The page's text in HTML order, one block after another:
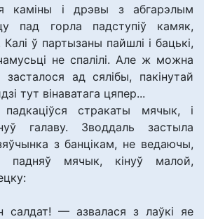
каміны і дрэвы з абгарэлым
пад горла падступіў камяк,
ў партызаны пайшлі і бацькі,
не спалілі. Але ж можна
ад сялібы, пакінутай
тут вінаватага цяпер...
стракаты мячык, і
галаву. Зводдаль застыла
з банцікам, не ведаючы,
падняў мячык, кінуў малой,
— азвалася з лаўкі яе